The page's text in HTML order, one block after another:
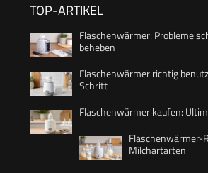
TOP-ARTIKEL
Flaschenwärmer: Probleme
beheben
Flaschenwärmer richtig
Schritt
Flaschenwärmer kaufen:
Flaschenwärmer-
Milchartarten